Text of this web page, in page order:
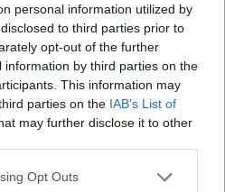
personal information utilized by
to third parties prior to
opt-out of the further
by third parties on the
This information may
parties on the IAB’s List of
may further disclose it to other
Opt Outs